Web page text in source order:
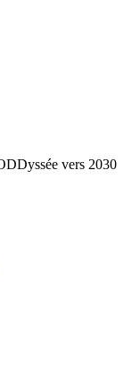
vers 2030